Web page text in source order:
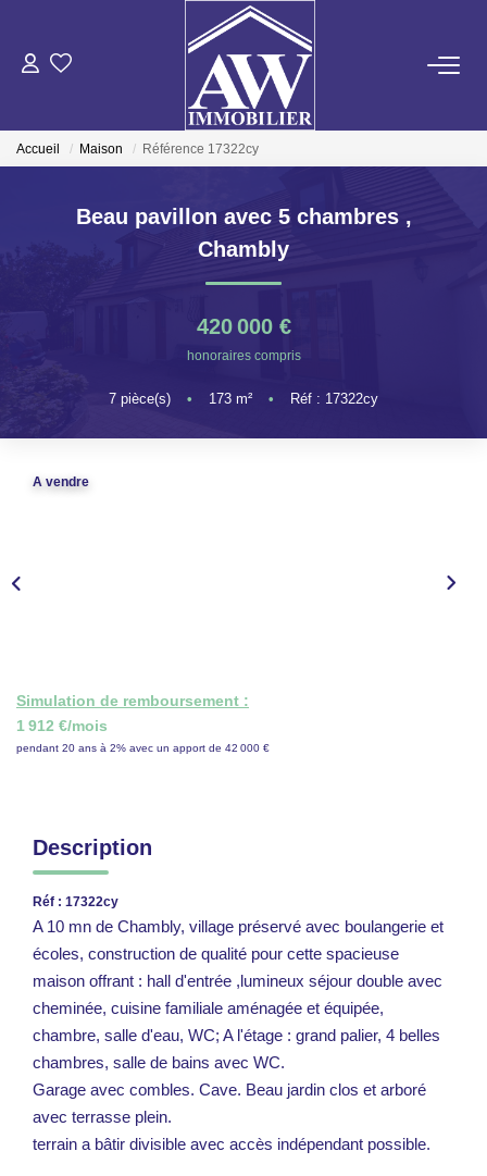
ACHETER
ESTIMER
ON RECRUTE !
Accueil Maison Référence 17322cy
Beau pavillon avec 5 chambres ,
Chambly
420 000 €
honoraires compris
7 pièce(s) • 173 m² • Réf : 17322cy
A vendre
Simulation de remboursement :
1 912 €/mois
pendant 20 ans à 2% avec un apport de 42 000 €
Description
Réf : 17322cy
A 10 mn de Chambly, village préservé avec boulangerie et
écoles, construction de qualité pour cette spacieuse
maison offrant : hall d'entrée ,lumineux séjour double avec
cheminée, cuisine familiale aménagée et équipée,
chambre, salle d'eau, WC; A l'étage : grand palier, 4 belles
chambres, salle de bains avec WC.
Garage avec combles. Cave. Beau jardin clos et arboré
avec terrasse plein.
terrain a bâtir divisible avec accès indépendant possible.